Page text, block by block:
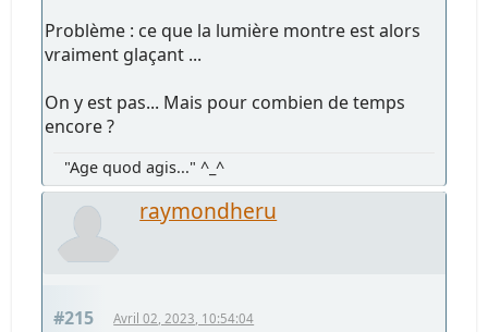
Problème : ce que la lumière montre est alors
vraiment glaçant ...
On y est pas... Mais pour combien de temps
encore ?
"Age quod agis..." ^_^
raymondheru
#215 Avril 02, 2023, 10:54:04